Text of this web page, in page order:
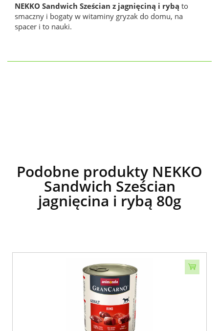
NEKKO Sandwich Sześcian z jagnięciną i rybą to
smaczny i bogaty w witaminy gryzak do domu, na
spacer i to nauki.
Podobne produkty NEKKO
Sandwich Sześcian
jagnięcina i rybą 80g